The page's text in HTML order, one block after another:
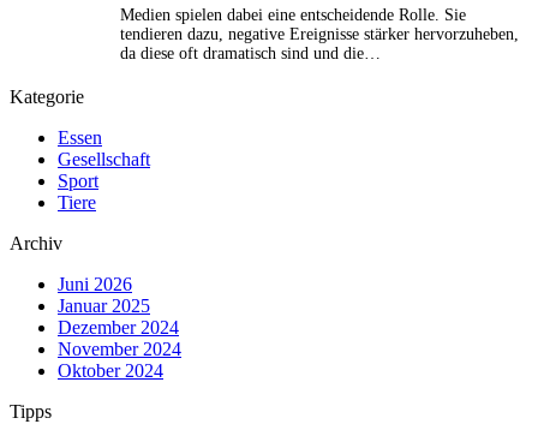
Medien spielen dabei eine entscheidende Rolle. Sie
tendieren dazu, negative Ereignisse stärker hervorzuheben,
da diese oft dramatisch sind und die…
Kategorie
Essen
Gesellschaft
Sport
Tiere
Archiv
Juni 2026
Januar 2025
Dezember 2024
November 2024
Oktober 2024
Tipps